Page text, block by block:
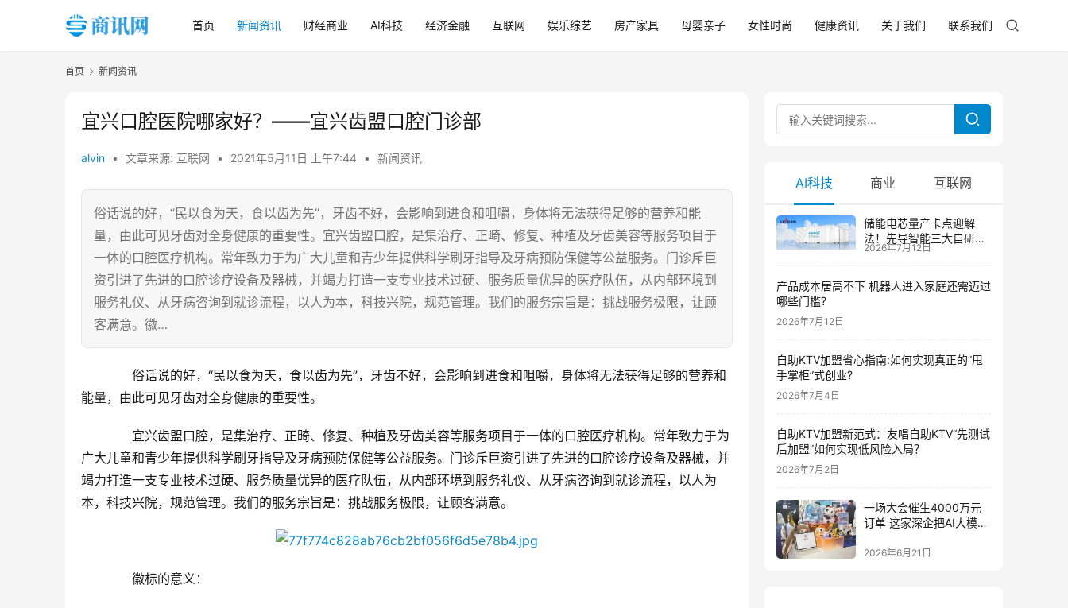
首页 新闻资讯 财经商业 AI科技 经济金融 互联网 娱乐综艺 房产家具 母婴亲子 女性时尚 健康资讯 关于我们 联系我们
首页 新闻资讯
宜兴口腔医院哪家好？——宜兴齿盟口腔门诊部
alvin • 文章来源: 互联网 • 2021年5月11日 上午7:44 • 新闻资讯
俗话说的好，“民以食为天，食以齿为先”，牙齿不好，会影响到进食和咀嚼，身体将无法获得足够的营养和能
量，由此可见牙齿对全身健康的重要性。宜兴齿盟口腔，是集治疗、正畸、修复、种植及牙齿美容等服务项目于
一体的口腔医疗机构。常年致力于为广大儿童和青少年提供科学刷牙指导及牙病预防保健等公益服务。门诊斥巨
资引进了先进的口腔诊疗设备及器械，并竭力打造一支专业技术过硬、服务质量优异的医疗队伍，从内部环境到
服务礼仪、从牙病咨询到就诊流程，以人为本，科技兴院，规范管理。我们的服务宗旨是：挑战服务极限，让顾
客满意。徽…
俗话说的好，“民以食为天，食以齿为先”，牙齿不好，会影响到进食和咀嚼，身体将无法获得足够的营养和
能量，由此可见牙齿对全身健康的重要性。
宜兴齿盟口腔，是集治疗、正畸、修复、种植及牙齿美容等服务项目于一体的口腔医疗机构。常年致力于为
广大儿童和青少年提供科学刷牙指导及牙病预防保健等公益服务。门诊斥巨资引进了先进的口腔诊疗设备及器械，并
竭力打造一支专业技术过硬、服务质量优异的医疗队伍，从内部环境到服务礼仪、从牙病咨询到就诊流程，以人为
本，科技兴院，规范管理。我们的服务宗旨是：挑战服务极限，让顾客满意。
徽标的意义：
AI科技 商业 互联网
储能电芯量产卡点迎解
法！先导智能三大自研技
术攻克大尺寸制芯难题
2026年7月12日
产品成本居高不下 机器人进入家庭还需迈过
哪些门槛?
2026年7月12日
自助KTV加盟省心指南:如何实现真正的”甩
手掌柜”式创业?
2026年7月4日
自助KTV加盟新范式：友唱自助KTV“先测试
后加盟”如何实现低风险入局？
2026年7月2日
一场大会催生4000万元
订单 这家深企把AI大模型
2026年6月21日